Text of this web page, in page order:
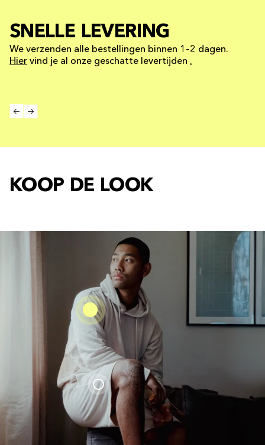
SNELLE LEVERING
We verzenden alle bestellingen binnen 1–2 dagen.
Hier vind je al onze geschatte levertijden .
KOOP DE LOOK